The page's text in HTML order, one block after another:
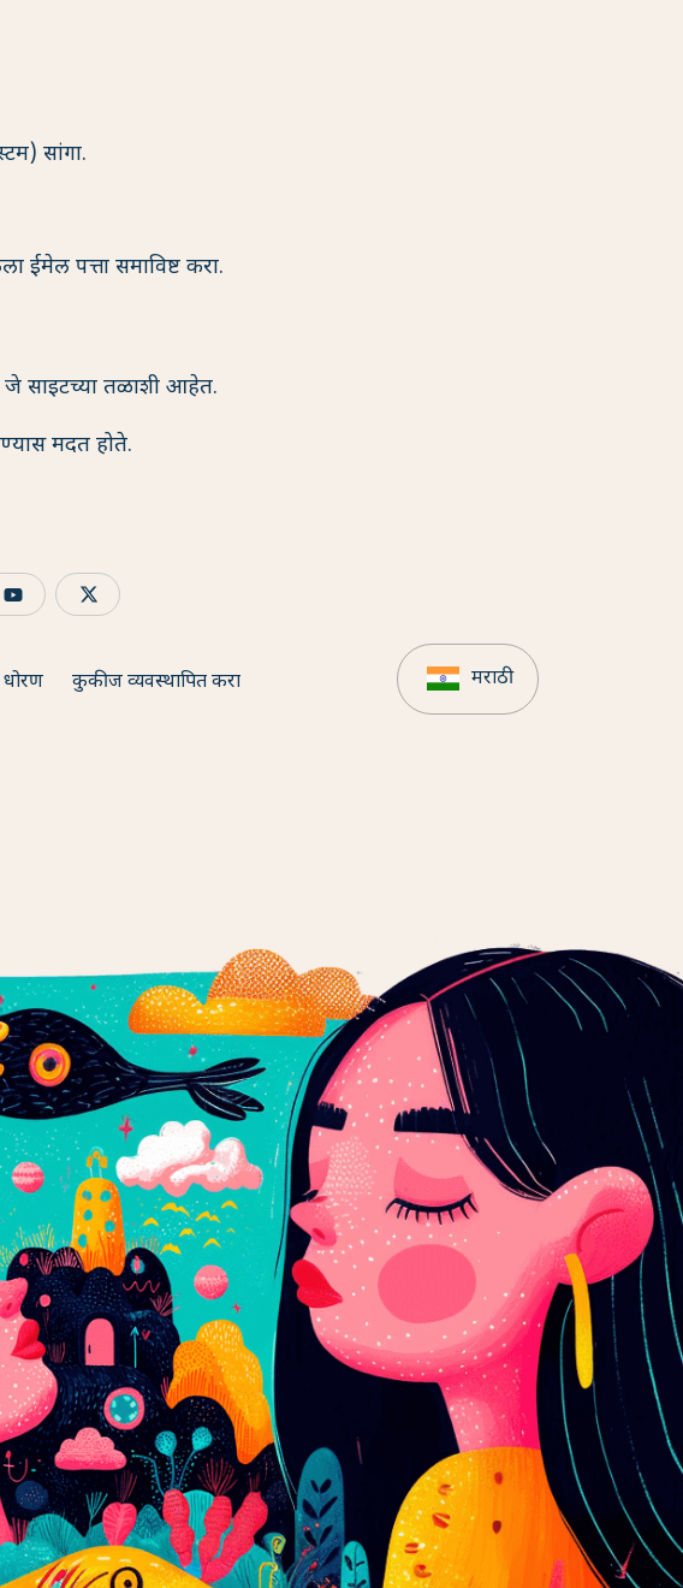
सांगा.
पत्ता समाविष्ट करा.
साइटच्या तळाशी आहेत.
मदत होते.
कुकीज व्यवस्थापित करा मराठी